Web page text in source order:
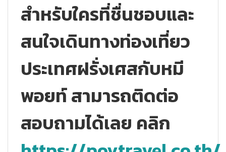
สำหรับใครที่ชื่นชอบและ
สนใจเดินทางท่องเที่ยว
ประเทศฝรั่งเศสกับหมี
พอยท์ สามารถติดต่อ
สอบถามได้เลย คลิก